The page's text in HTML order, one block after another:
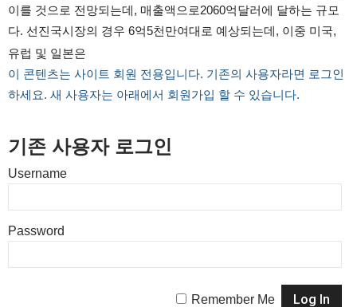
이를 것으로 전망되는데, 매출액으로2060억달러에 달하는 규모
다. 선진국시장의 경우 6억5천만여대로 예상되는데, 이중 미국,
유럽 및 일본은
이 콘텐츠는 사이트 회원 전용입니다. 기존의 사용자라면 로그인
하세요. 새 사용자는 아래에서 회원가입 할 수 있습니다.
기존 사용자 로그인
Username
Password
Remember Me